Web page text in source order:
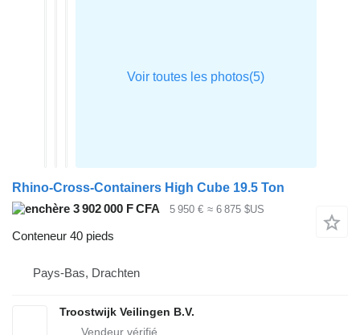
Rhino-Cross-Containers High Cube 19.5 Ton
3 902 000 F CFA
5 950 € ≈ 6 875 $US
Conteneur 40 pieds
Pays-Bas, Drachten
Troostwijk Veilingen B.V.